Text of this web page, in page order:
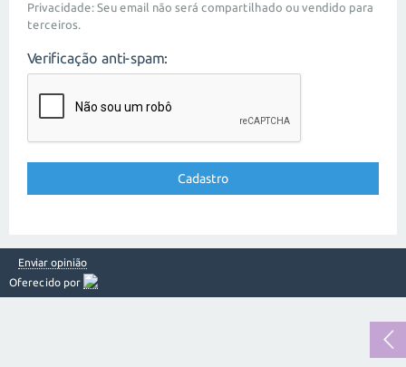
Privacidade: Seu email não será compartilhado ou vendido para
terceiros.
Verificação anti-spam:
Enviar opinião
Oferecido por